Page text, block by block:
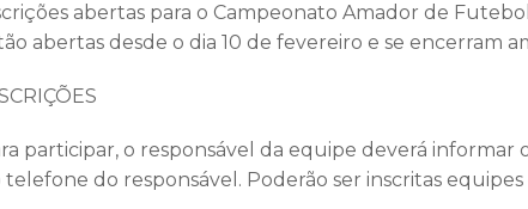
abertas para o Campeonato Amador de
abertas desde o dia 10 de fevereiro e se encerram
participar, o responsável da equipe deverá
telefone do responsável. Poderão ser inscritas equipes